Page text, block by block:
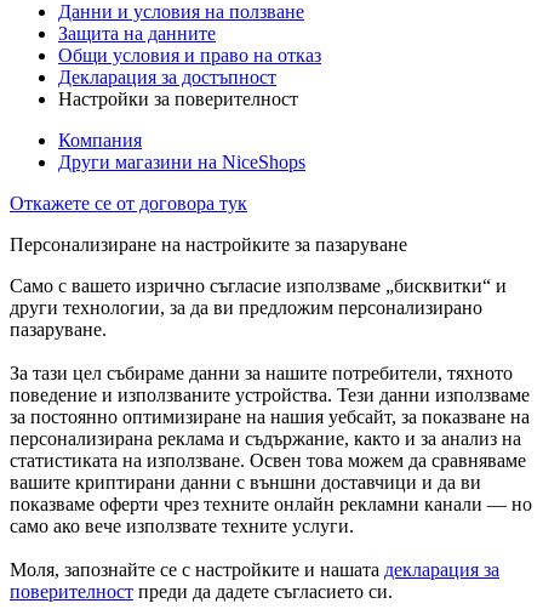
Данни и условия на ползване
Защита на данните
Общи условия и право на отказ
Декларация за достъпност
Настройки за поверителност
Компания
Други магазини на NiceShops
Откажете се от договора тук
Персонализиране на настройките за пазаруване
Само с вашето изрично съгласие използваме „бисквитки“ и
други технологии, за да ви предложим персонализирано
пазаруване.
За тази цел събираме данни за нашите потребители, тяхното
поведение и използваните устройства. Тези данни използваме
за постоянно оптимизиране на нашия уебсайт, за показване на
персонализирана реклама и съдържание, както и за анализ на
статистиката на използване. Освен това можем да сравняваме
вашите криптирани данни с външни доставчици и да ви
показваме оферти чрез техните онлайн рекламни канали — но
само ако вече използвате техните услуги.
Моля, запознайте се с настройките и нашата декларация за
поверителност преди да дадете съгласието си.